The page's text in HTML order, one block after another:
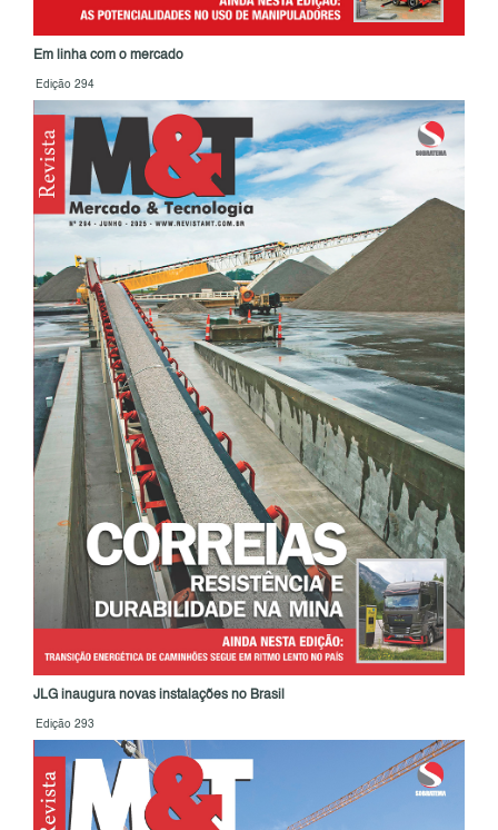
Em linha com o mercado
Edição 294
JLG inaugura novas instalações no Brasil
Edição 293